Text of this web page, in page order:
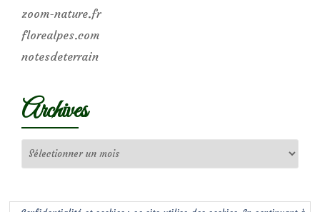
zoom-nature.fr
florealpes.com
notesdeterrain
Archives